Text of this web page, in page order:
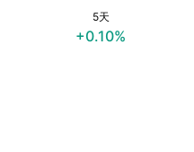
5天
+0.10%